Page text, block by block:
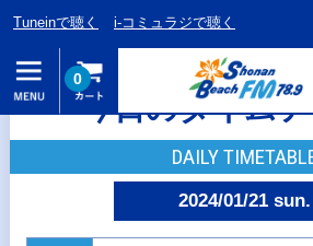
Tuneinで聴く i-コミュラジで聴く
0
今日のタイム
DAILY
2024/01/21 sun.